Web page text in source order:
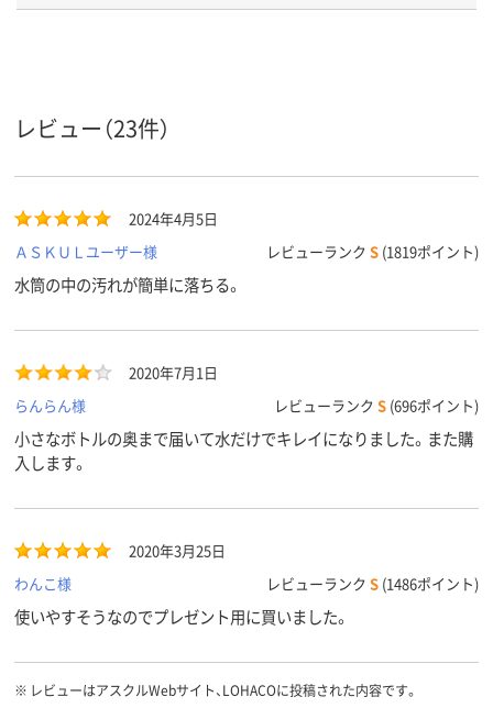
レビュー（23件）
2024年4月5日
ＡＳＫＵＬユーザー様
レビューランク S (1819ポイント)
水筒の中の汚れが簡単に落ちる。
2020年7月1日
らんらん様
レビューランク S (696ポイント)
小さなボトルの奥まで届いて水だけでキレイになりました。また購
入します。
2020年3月25日
わんこ様
レビューランク S (1486ポイント)
使いやすそうなのでプレゼント用に買いました。
※ レビューはアスクルWebサイト、LOHACOに投稿された内容です。